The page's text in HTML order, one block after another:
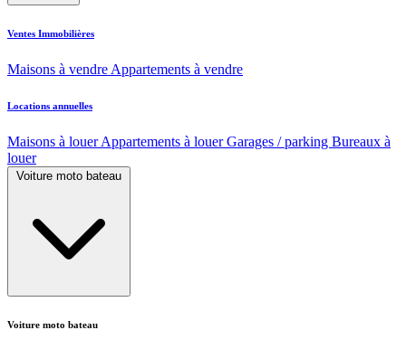
Ventes Immobilières
Maisons à vendre Appartements à vendre
Locations annuelles
Maisons à louerAppartements à louerGarages / parking Bureaux à
louer
Voiture moto bateau
Voiture moto bateau